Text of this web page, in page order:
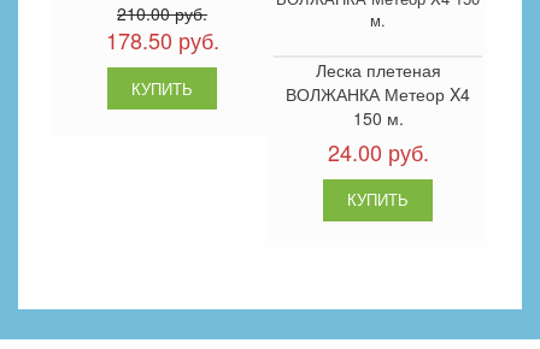
210.00 руб.
178.50 руб.
Леска плетеная
ВОЛЖАНКА Метеор X4
150 м.
24.00 руб.